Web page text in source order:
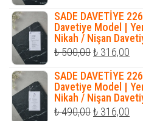
fiyat:
₺ 450,00.
₺
SADE DAVETİYE
Davetiye Model |
Nikah / Nişan
₺500,00Orijinal
fiyat:
₺ 500,00.
₺ 316,00
₺
SADE DAVETİYE
Davetiye Model |
Nikah / Nişan
₺490,00Orijinal
₺ 316,00